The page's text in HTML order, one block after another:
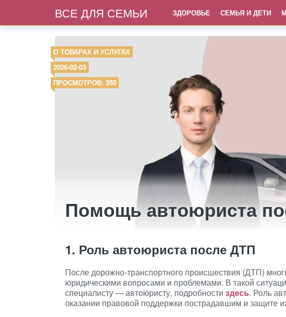
ВСЕ ДЛЯ СЕМЬИ ЗДОРОВЬЕ СЕМЬЯ И ДЕТИ
О ТОВАРАХ И УСЛУГАХ
2026-02-03
ПРОСМОТРОВ: 350
Помощь автоюриста
1. Роль автоюриста после ДТП
После дорожно-транспортного происшествия (ДТП)
юридическими вопросами и проблемами. В такой
специалисту — автоюристу, подробности здесь. Роль
оказании правовой поддержки пострадавшим и защите